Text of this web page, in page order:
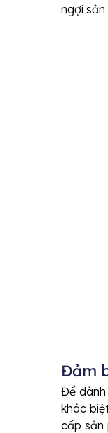
ngợi
Đảm
Để
khác
cấp sản